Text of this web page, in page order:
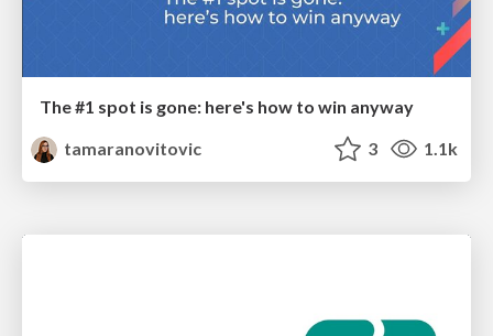
The #1 spot is gone: here's how to win anyway
tamaranovitovic
3 1.1k